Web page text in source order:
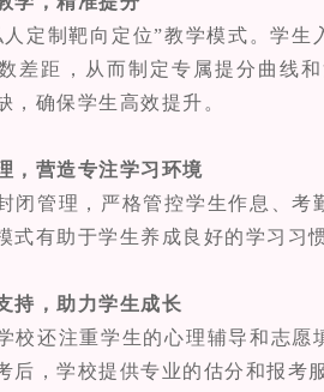
制靶向定位”教学模式。学生
差距，从而制定专属提分曲线
，确保学生高效提升。
营造专注学习环境
管理，严格管控学生作息、考
式有助于学生养成良好的学习习
，助力学生成长
还注重学生的心理辅导和志愿
后，学校提供专业的估分和报考